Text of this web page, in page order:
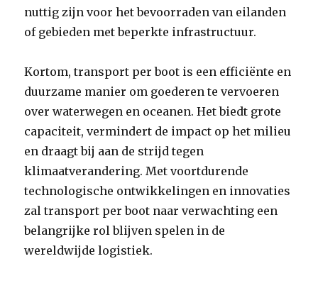
nuttig zijn voor het bevoorraden van eilanden
of gebieden met beperkte infrastructuur.
Kortom, transport per boot is een efficiënte en
duurzame manier om goederen te vervoeren
over waterwegen en oceanen. Het biedt grote
capaciteit, vermindert de impact op het milieu
en draagt ​​bij aan de strijd tegen
klimaatverandering. Met voortdurende
technologische ontwikkelingen en innovaties
zal transport per boot naar verwachting een
belangrijke rol blijven spelen in de
wereldwijde logistiek.